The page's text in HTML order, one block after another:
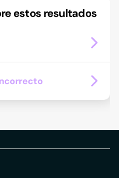
estos resultados